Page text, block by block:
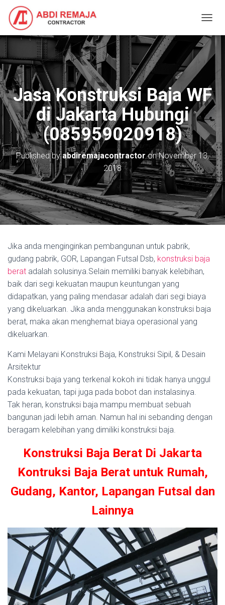
O
G
G
L
A
V
G
A
T
I
O
N
Jasa Konstruksi Baja WF
di Jakarta Hubungi
(085959020918)
Published byabdiremajacontractoronNovember 13,
2018
Jika anda menginginkan pembangunan untuk pabrik,
gudang pabrik, GOR, Lapangan Futsal Dsb, konstruksi baja
berat adalah solusinya.Selain memiliki banyak kelebihan,
baik dari segi kekuatan maupun keuntungan yang
didapatkan, yang paling mendasar adalah dari segi biaya
yang dikeluarkan. Jika anda menggunakan konstruksi baja
berat, maka akan menghemat biaya operasional yang
dikeluarkan.
Kami Melayani Konstruksi Baja, Konstruksi Sipil, & Desain
Arsitektur
Konstruksi baja yang terkenal kokoh ini tidak hanya unggul
pada kekuatan, tapi juga pada bobot dan instalasinya.
Tak heran, konstruksi baja mampu membuat sebuah
bangunan jadi lebih aman. Namun hal ini sebanding dengan
beragam kelebihan yang dimiliki konstruksi baja.
Konstruksi Baja Berat Di Jakarta
Kontruksi Baja Berat untuk Rumah,
Gudang, Kantor, Lapangan Futsal dan
Lainnya